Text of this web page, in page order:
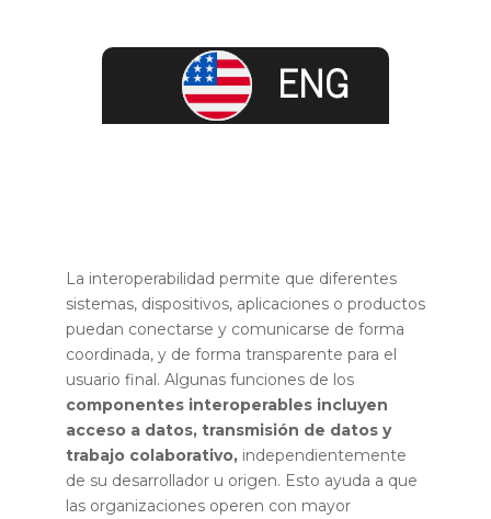
La interoperabilidad permite que diferentes
sistemas, dispositivos, aplicaciones o productos
puedan conectarse y comunicarse de forma
coordinada, y de forma transparente para el
usuario final. Algunas funciones de los
componentes interoperables incluyen
acceso a datos, transmisión de datos y
trabajo colaborativo,independientemente
de su desarrollador u origen. Esto ayuda a que
las organizaciones operen con mayor